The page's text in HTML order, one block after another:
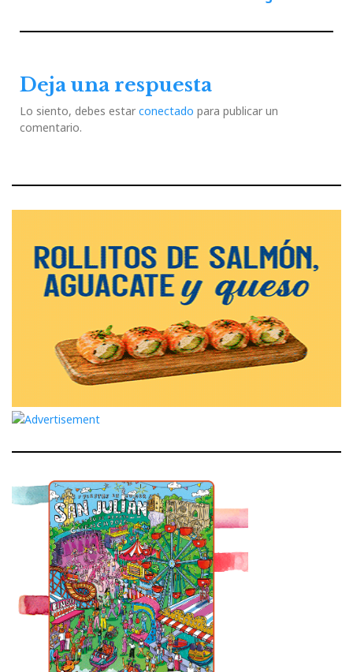
entradas
Deja una respuesta
Lo siento, debes estar conectado para publicar un
comentario.